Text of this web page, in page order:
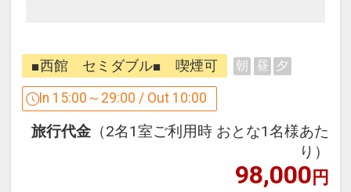
延岡駅から徒歩1分・コンビニまで徒歩1
分の好立地！
観光にもビジネスにもおすすめです。
[ アパルームシアター（VOD）について ]
（VOD）視聴を完全無料化致しました。
■西館 セミダブル■ 喫煙可 朝 昼 夕
In 15:00～29:00 / Out 10:00
旅行代金 （2名1室ご利用時 おとな1名様あた
り）
98,000円